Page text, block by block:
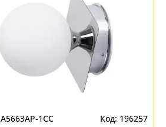
A5663AP-1CC 196257